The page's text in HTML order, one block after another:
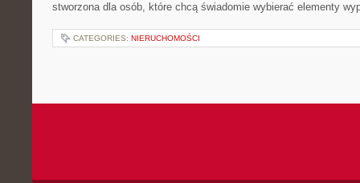
stworzona dla osób, które chcą świadomie wybierać elementy
CATEGORIES: NIERUCHOMOŚCI